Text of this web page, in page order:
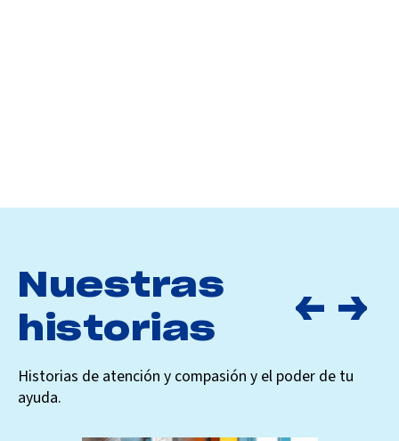
Nuestras
historias
Historias de atención y compasión y el poder de tu
ayuda.